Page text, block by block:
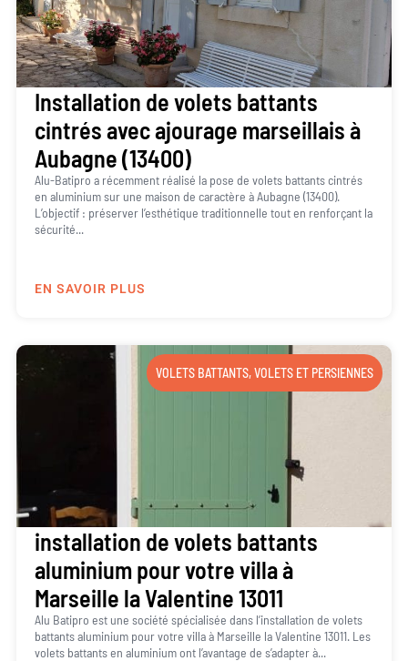
Installation de volets battants
cintrés avec ajourage marseillais à
Aubagne (13400)
Alu-Batipro a récemment réalisé la pose de volets battants cintrés
en aluminium sur une maison de caractère à Aubagne (13400).
L’objectif : préserver l’esthétique traditionnelle tout en renforçant la
sécurité...
EN SAVOIR PLUS
VOLETS BATTANTS,VOLETS ET PERSIENNES
installation de volets battants
aluminium pour votre villa à
Marseille la Valentine 13011
Alu Batipro est une société spécialisée dans l’installation de volets
battants aluminium pour votre villa à Marseille la Valentine 13011. Les
volets battants en aluminium ont l’avantage de s’adapter à...